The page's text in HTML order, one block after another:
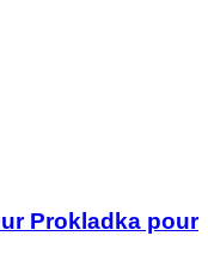
Prokladka pour